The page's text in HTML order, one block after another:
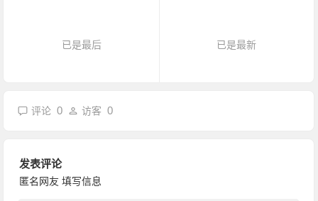
已是最后 已是最新
评论0 访客0
发表评论
匿名网友 填写信息